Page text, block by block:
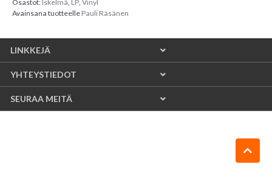
Lauluja
määrä
Osastot: Iskelmä, LP, Vinyl
Avainsana tuotteelle Pauli Räsänen
LINKKEJÄ
YHTEYSTIEDOT
SEURAA MEITÄ